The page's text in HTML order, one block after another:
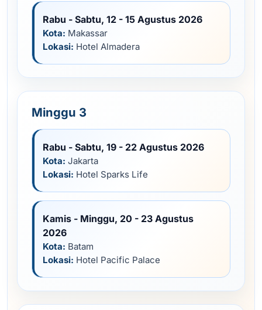
Rabu - Sabtu, 12 - 15 Agustus 2026
Kota: Makassar
Lokasi: Hotel Almadera
Minggu 3
Rabu - Sabtu, 19 - 22 Agustus 2026
Kota: Jakarta
Lokasi: Hotel Sparks Life
Kamis - Minggu, 20 - 23 Agustus
2026
Kota: Batam
Lokasi: Hotel Pacific Palace